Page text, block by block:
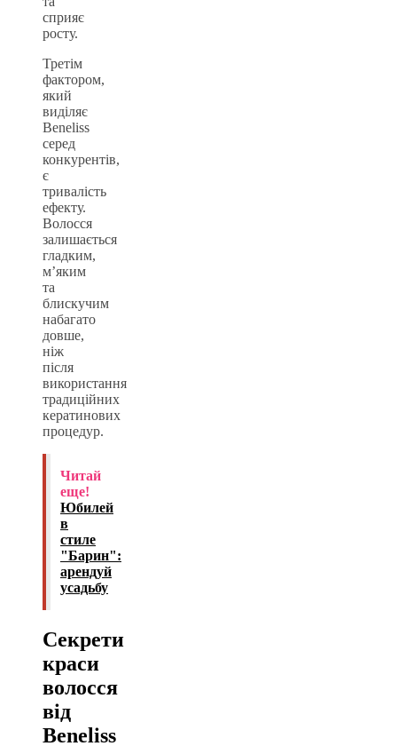
сприяє
росту.
Третім
фактором,
який
виділяє
Beneliss
серед
конкурентів,
є
тривалість
ефекту.
Волосся
залишається
гладким,
м’яким
та
блискучим
набагато
довше,
ніж
після
використання
традиційних
кератинових
процедур.
Читай
еще!
Юбилей
в
стиле
"Барин":
арендуй
усадьбу
Секрети
краси
волосся
від
Beneliss